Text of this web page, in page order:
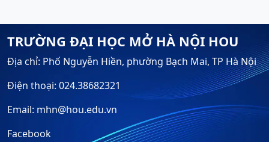
TRƯỜNG ĐẠI HỌC MỞ HÀ NỘI HOU
Địa chỉ: Phố Nguyễn Hiền, phường Bạch Mai, TP Hà Nội
Điện thoại: 024.38682321
Email: mhn@hou.edu.vn
Facebook